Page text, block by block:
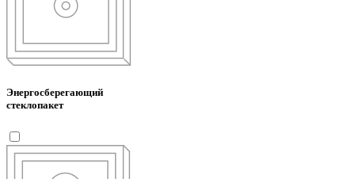
Энергосберегающий
стеклопакет